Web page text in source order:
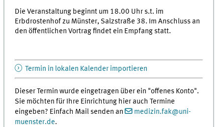
Die Veranstaltung beginnt um 18.00 Uhr s.t. im
Erbdrostenhof zu Münster, Salzstraße 38. Im Anschluss an
den öffentlichen Vortrag findet ein Empfang statt.
Termin in lokalen Kalender importieren
Dieser Termin wurde eingetragen über ein "offenes Konto".
Sie möchten für Ihre Einrichtung hier auch Termine
eingeben? Einfach Mail senden an
medizin.fak@uni-
muenster.de.